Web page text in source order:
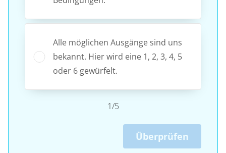
Alle möglichen Ausgänge sind uns
bekannt. Hier wird eine 1, 2, 3, 4, 5
oder 6 gewürfelt.
1/5
Überprüfen